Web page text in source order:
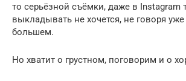
то серьёзной съёмки, даже в Instagram
выкладывать не хочется, не говоря
большем.
Но хватит о грустном, поговорим и о